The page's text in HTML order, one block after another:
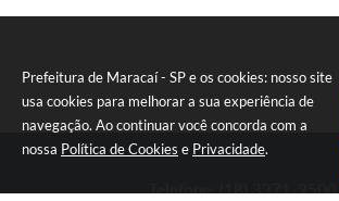
Prefeitura de Maracaí - SP e os cookies: nosso site
usa cookies para melhorar a sua experiência de
navegação. Ao continuar você concorda com a
nossa Política de Cookies e Privacidade.
Telefone: (18) 3371-9500